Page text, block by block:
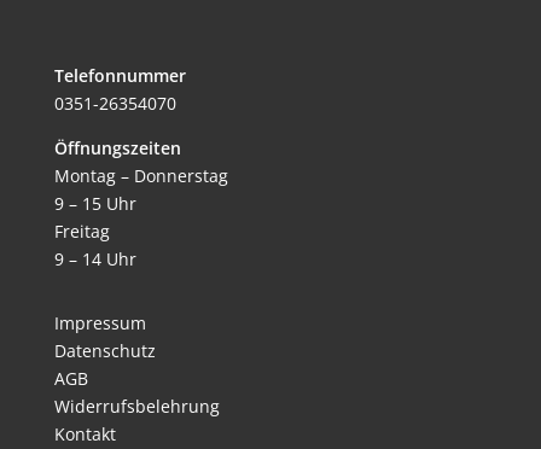
Telefonnummer
0351-26354070
Öffnungszeiten
Montag – Donnerstag
9 – 15 Uhr
Freitag
9 – 14 Uhr
Impressum
Datenschutz
AGB
Widerrufsbelehrung
Kontakt